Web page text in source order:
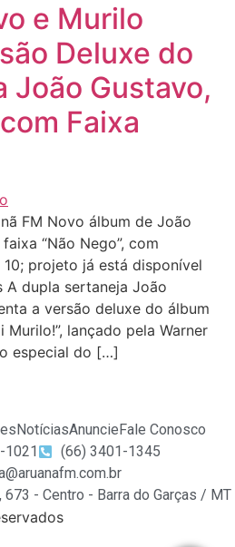
e Murilo
Deluxe do
João Gustavo,
Faixa
FM Novo álbum de João
“Não Nego”, com
projeto já está disponível
dupla sertaneja João
a versão deluxe do álbum
Murilo!”, lançado pela Warner
especial do […]
NotíciasAnuncie Fale Conosco
1021
(66) 3401-1345
673 - Centro - Barra do Garças / MT